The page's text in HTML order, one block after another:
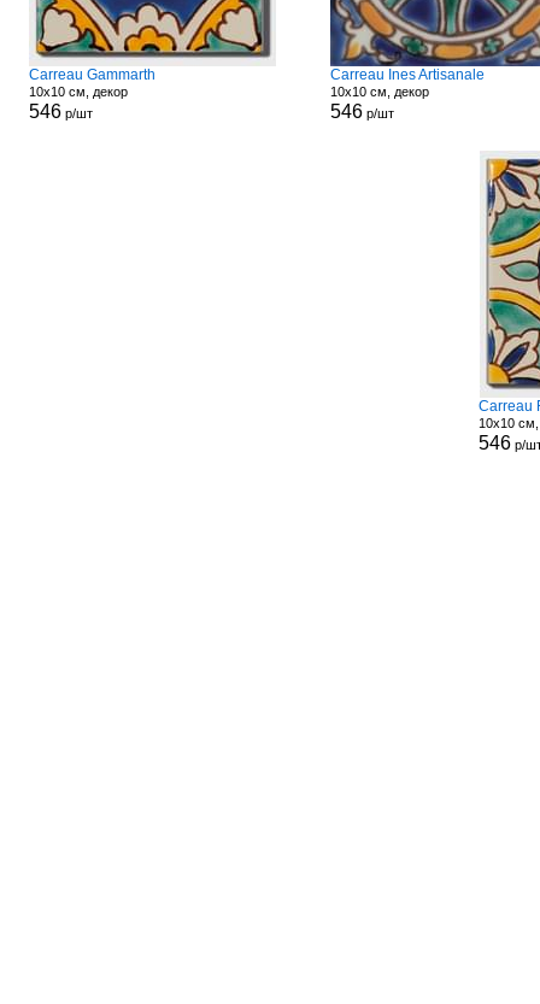
Carreau Gammarth
10x10 см, декор
546р/шт
Carreau Ines Artisanale
10x10 см, декор
546р/шт
Carreau
10x10
546 р/